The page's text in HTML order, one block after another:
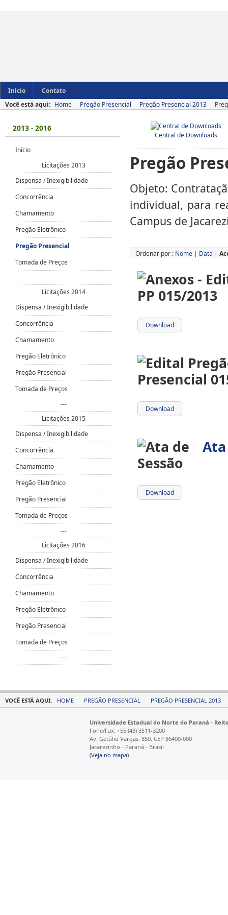
Início
Contato
Você está aqui: Home Pregão Presencial Pregão Presencial 2013
Central de Downloads
Pregão
Objeto:
individual, para
Campus de
Ordenar por : Nome | Data |
Download
Download
Ata
Download
2013 - 2016
Início
Licitações 2013
Dispensa / Inexigibilidade
Concorrência
Chamamento
Pregão Eletrônico
Pregão Presencial
Tomada de Preços
---
Licitações 2014
Dispensa / Inexigibilidade
Concorrência
Chamamento
Pregão Eletrônico
Pregão Presencial
Tomada de Preços
---
Licitações 2015
Dispensa / Inexigibilidade
Concorrência
Chamamento
Pregão Eletrônico
Pregão Presencial
Tomada de Preços
---
Licitações 2016
Dispensa / Inexigibilidade
Concorrência
Chamamento
Pregão Eletrônico
Pregão Presencial
Tomada de Preços
---
VOCÊ ESTÁ AQUI: HOME PREGÃO PRESENCIAL PREGÃO PRESENCIAL 2013
Universidade Estadual do Norte do Paraná -
Fone/Fax: +55 (43) 3511-3200
Av. Getúlio Vargas, 850. CEP 86400-000
Jacarezinho - Paraná - Brasil
(Veja no mapa)